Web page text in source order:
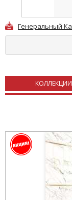
Генеральный